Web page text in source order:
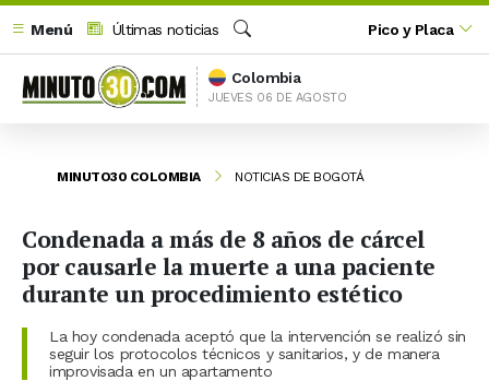
Menú
Últimas noticias
Buscar
Pico y Placa
Colombia
JUEVES 06 DE AGOSTO
MINUTO30 COLOMBIA NOTICIAS DE BOGOTÁ
Condenada a más de 8 años de cárcel
por causarle la muerte a una paciente
durante un procedimiento estético
La hoy condenada aceptó que la intervención se realizó sin
seguir los protocolos técnicos y sanitarios, y de manera
improvisada en un apartamento